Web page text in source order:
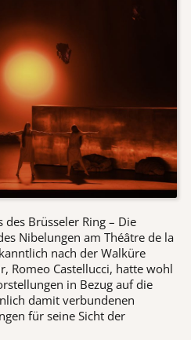
Brüsseler Ring – Die
Nibelungen am Théâtre de la
nach der Walküre
Romeo Castellucci, hatte wohl
in Bezug auf die
damit verbundenen
für seine Sicht der